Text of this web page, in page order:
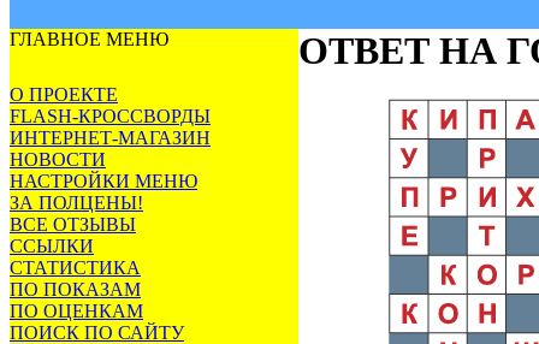
ГЛАВНОЕ МЕНЮ
О ПРОЕКТЕ
FLASH-КРОССВОРДЫ
ИНТЕРНЕТ-МАГАЗИН
НОВОСТИ
НАСТРОЙКИ МЕНЮ
ЗА ПОЛЦЕНЫ!
ВСЕ ОТЗЫВЫ
ССЫЛКИ
СТАТИСТИКА
ПО ПОКАЗАМ
ПО ОЦЕНКАМ
ПОИСК ПО САЙТУ
ОТВЕТ НА